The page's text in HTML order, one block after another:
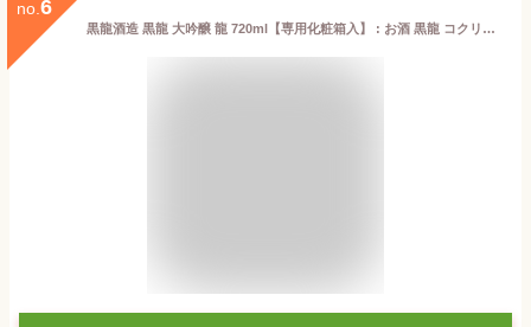
no. 6
黒龍酒造 黒龍 大吟醸 龍 720ml【専用化粧箱入】 : お酒 黒龍 コクリュウ 日本酒 福井 地酒 限定 レア 黒龍酒造 大吟醸 冷酒 家飲み 贈答 飲み比べ お祝 お礼 妻 夫 両親 感謝 ギフト プレゼント おすすめ 人気 お歳暮 お正月 辰年